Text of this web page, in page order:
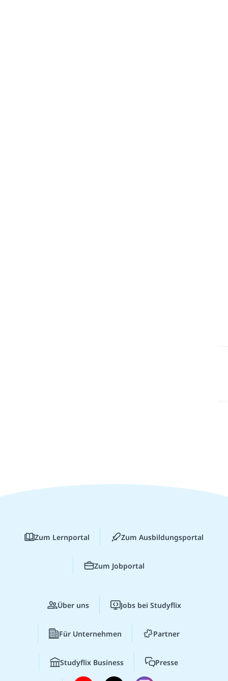
Zum Lernportal Zum Ausbildungsportal
Zum Jobportal
Über uns Jobs bei Studyflix
Für Unternehmen Partner
Studyflix Business Presse